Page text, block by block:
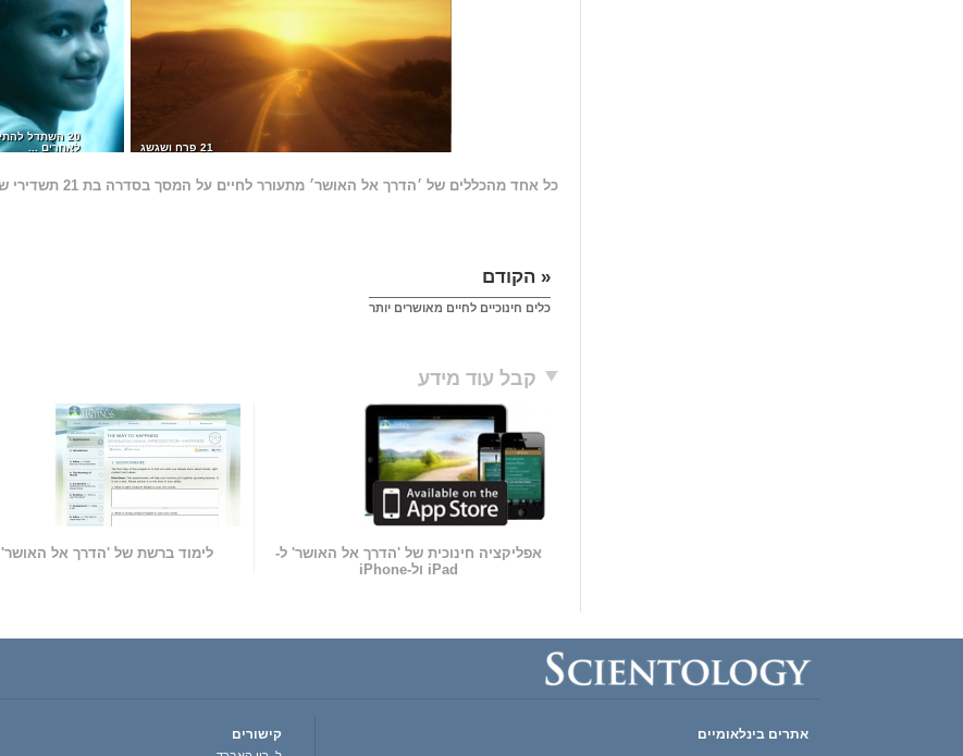
20 השתדל להתייחס
לאחרים ...
21 פרח ושגשג
כל אחד מהכללים של ׳הדרך אל האושר׳ מתעורר לחיים על המסך בסדרה בת 21 תשדירי שירות.
« הקודם
כלים חינוכיים לחיים מאושרים יותר
קבל עוד מידע
לימוד ברשת של 'הדרך אל האושר'
אפליקציה חינוכית של 'הדרך אל האושר' ל-
iPad ול-iPhone
אתרים בינלאומיים קישורים